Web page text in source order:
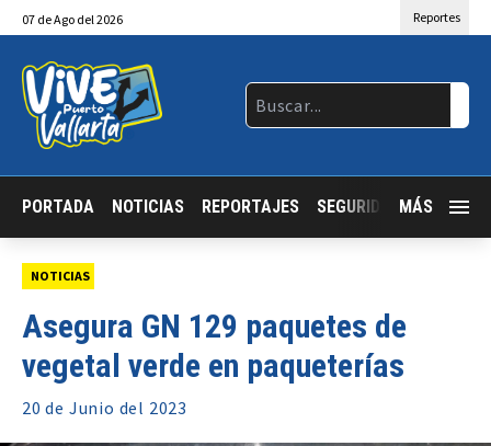
07 deAgo del 2026 Reportes
PORTADA NOTICIAS REPORTAJES SEGURIDAD JALISCO
MÁS
NOTICIAS
Asegura GN 129 paquetes de
vegetal verde en paqueterías
20 de Junio del 2023